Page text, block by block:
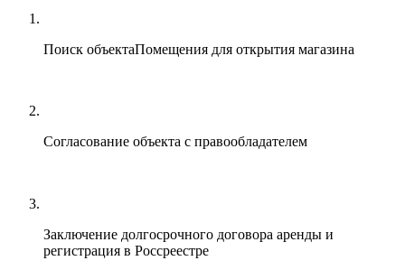
Поиск объектаПомещения для открытия магазина
Согласование объекта с правообладателем
Заключение долгосрочного договора аренды и
регистрация в Россреестре